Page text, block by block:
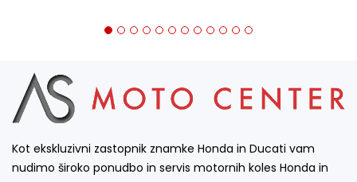
Kot ekskluzivni zastopnik znamke Honda in Ducati vam
nudimo široko ponudbo in servis motornih koles Honda in